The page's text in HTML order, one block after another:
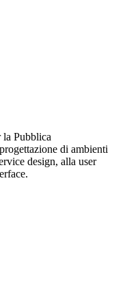
la Pubblica
di ambienti
design, alla user